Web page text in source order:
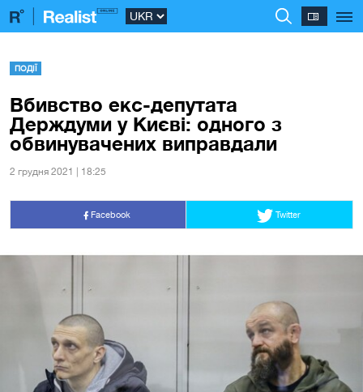
ПОДІЇ
Вбивство екс-депутата
Держдуми у Києві: одного з
обвинувачених виправдали
2 грудня 2021 | 18:25
Facebook Twitter